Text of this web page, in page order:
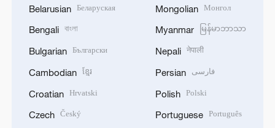
Belarusian Беларуская
Bengali বাংলা
Bulgarian Български
Cambodian ខ្មែរ
Croatian Hrvatski
Czech Český
Mongolian Монгол
Myanmar မြန်မာဘာသာ
Nepali नेपाली
Persian فارسی
Polish Polski
Portuguese Português